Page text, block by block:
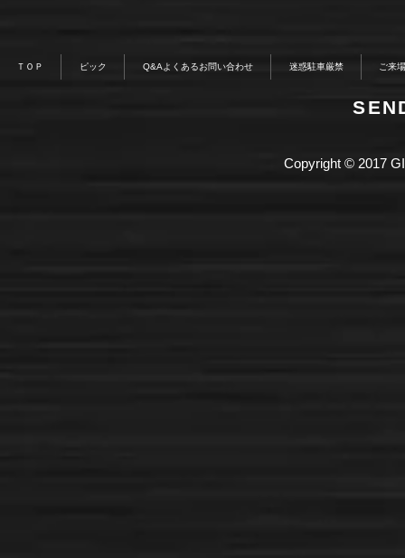
ＴＯＰ ピック Q&Aよくあるお問い合わせ 迷惑駐車厳禁 ご来
Copyright © 2017